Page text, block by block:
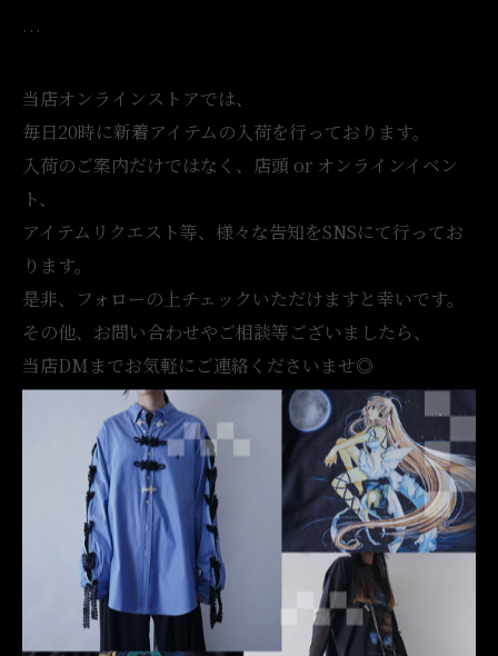
…
当店オンラインストアでは、
毎日20時に新着アイテムの入荷を行っております。
入荷のご案内だけではなく、店頭 or オンラインイベン
ト、
アイテムリクエスト等、様々な告知をSNSにて行ってお
ります。
是非、フォローの上チェックいただけますと幸いです。
その他、お問い合わせやご相談等ございましたら、
当店DMまでお気軽にご連絡くださいませ◎
【古着屋 月暈（ツキガサ）】
OTAKU / REMAKE
【営業時間】14:00-20:00 不定休 / 短縮営業有
【Online Store Update】 Everyday 20:00
【Worldwide】 @tsukigasa.jp